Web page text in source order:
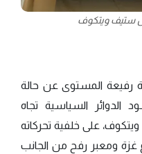
ستيف ويتكوف
رفيعة المستوى عن حالة
الدوائر السياسية تجاه
على خلفية تحركاته
غزة ومعبر رفح من الجانب